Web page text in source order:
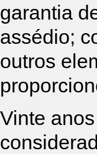
garantia
assédio;
outros
Vinte